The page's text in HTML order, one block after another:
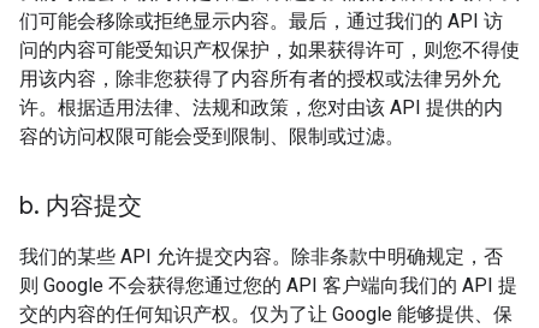
们可能会移除或拒绝显示内容。最后，通过我们的 API 访
问的内容可能受知识产权保护，如果获得许可，则您不得使
用该内容，除非您获得了内容所有者的授权或法律另外允
许。根据适用法律、法规和政策，您对由该 API 提供的内
容的访问权限可能会受到限制、限制或过滤。
b. 内容提交
我们的某些 API 允许提交内容。除非条款中明确规定，否
则 Google 不会获得您通过您的 API 客户端向我们的 API 提
交的内容的任何知识产权。仅为了让 Google 能够提供、保